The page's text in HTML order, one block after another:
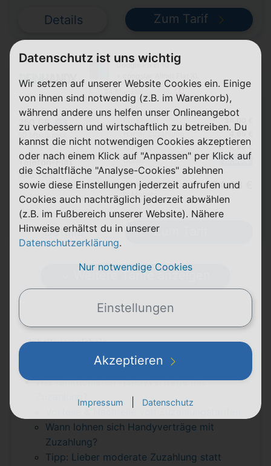
Details Zum Tarif
Google Pixel 10
250 GB
Telefon-Flat
SMS-Flat
Pro Monat
Handy Zuzahlung
Einmalig
Bonus
6,99 €
10,00 €
Durchschnitt
p. Monat
34,08 €
Details Zum Tarif
Weitere Tarife anzeigen
Inhaltsverzeichnis
Handyverträge ohne Zuzahlung vergleichen
Wie funktionieren Handyverträge mit
Zuzahlung?
Vorteile & Nachteile von Zuzahlungstarifen
Wann lohnen sich Handyverträge mit
Zuzahlung?
Tipp: Lieber moderate Zuzahlung statt
Datenschutz ist uns wichtig
Wir setzen auf unserer Website Cookies ein. Einige
von ihnen sind notwendig (z.B. im Warenkorb),
während andere uns helfen unser Onlineangebot
zu verbessern und wirtschaftlich zu betreiben. Du
kannst die nicht notwendigen Cookies akzeptieren
oder nach einem Klick auf "Anpassen" per Klick auf
die Schaltfläche "Analyse-Cookies" ablehnen
sowie diese Einstellungen jederzeit aufrufen und
Cookies auch nachträglich jederzeit abwählen
(z.B. im Fußbereich unserer Website). Nähere
Hinweise erhältst du in unserer
Datenschutzerklärung.
Nur notwendige Cookies
Einstellungen
Akzeptieren
Impressum Datenschutz